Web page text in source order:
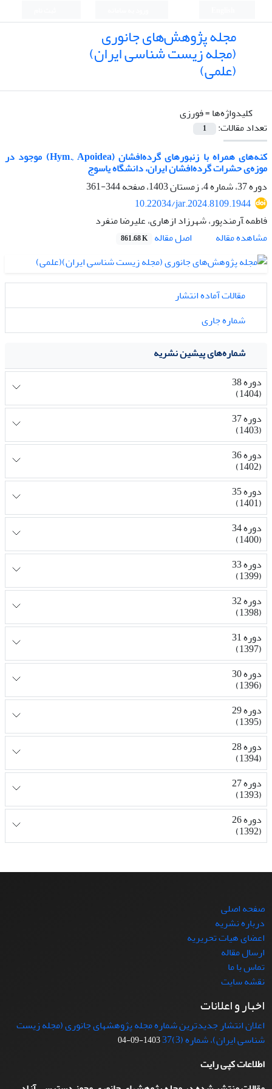
مجله پژوهش‌های جانوری
(مجله زیست شناسی ایران)
(علمی)
کلیدواژه‌ها =فورزی
تعداد مقالات:
1
کنه‌های همراه با زنبورهای گرده‌افشان (Hym., Apoidea) موجود در
موزه‌ی حشرات گرده‌افشان ایران، دانشگاه یاسوج
دوره 37، شماره 4، زمستان 1403، صفحه
344-361
10.22034/jar.2024.8109.1944
فاطمه َآرمندپور، شهرزاد ازهاری، علیرضا منفرد
مشاهده مقاله
اصل مقاله 861.68 K
مقالات آماده انتشار
شماره جاری
شماره‌های پیشین نشریه
دوره 38
(1404)
دوره 37
(1403)
دوره 36
(1402)
دوره 35
(1401)
دوره 34
(1400)
دوره 33
(1399)
دوره 32
(1398)
دوره 31
(1397)
دوره 30
(1396)
دوره 29
(1395)
دوره 28
(1394)
دوره 27
(1393)
دوره 26
(1392)
صفحه اصلی
درباره نشریه
اعضای هیات تحریریه
ارسال مقاله
تماس با ما
نقشه سایت
اخبار و اعلانات
اعلان انتشار جدیدترین شماره مجله پژوهشهای جانوری (مجله زیست
شناسی ایران)، شماره (3)37
1403-09-04
اطلاعات کپی رایت